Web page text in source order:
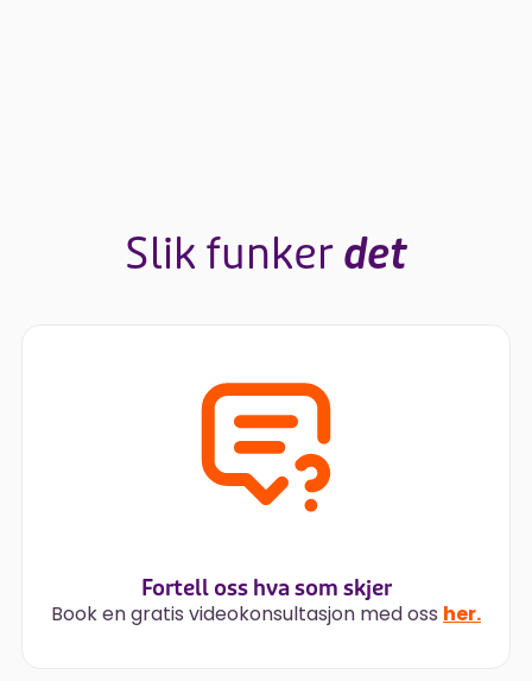
Slik funkerdet
Fortell oss hva som skjer
Book en gratis videokonsultasjon med oss her.